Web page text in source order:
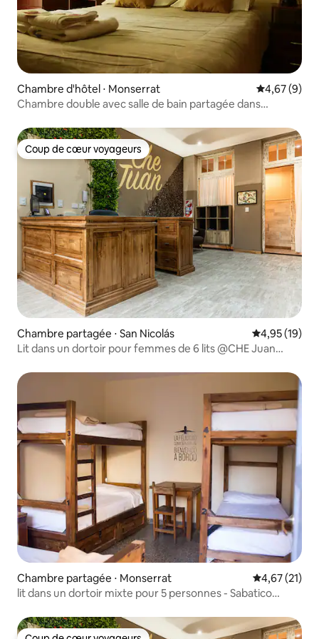
Chambre d'hôtel ⋅ Monserrat Évaluation
4,67 (9)
Chambre double avec salle de bain partagée dans
Coup de cœur voyageurs
Coup de cœur voyageurs
Chambre partagée ⋅ San Nicolás Évaluation
4,95 (19)
Lit dans un dortoir pour femmes de 6 lits @CHE Juan
Chambre partagée ⋅ Monserrat Évaluation
4,67 (21)
lit dans un dortoir mixte pour 5 personnes - Sabatico